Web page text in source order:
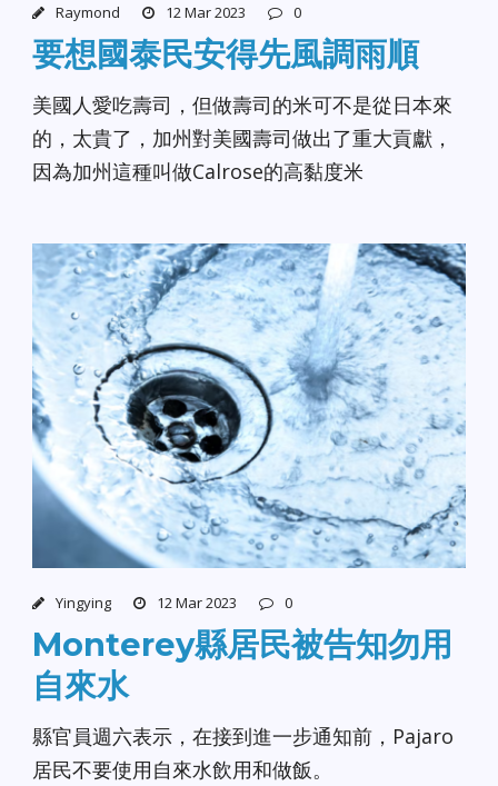
Raymond 12 Mar 2023 0
要想國泰民安得先風調雨順
美國人愛吃壽司，但做壽司的米可不是從日本來
的，太貴了，加州對美國壽司做出了重大貢獻，
因為加州這種叫做Calrose的高黏度米
Yingying 12 Mar 2023 0
Monterey縣居民被告知勿用
自來水
縣官員週六表示，在接到進一步通知前，Pajaro
居民不要使用自來水飲用和做飯。